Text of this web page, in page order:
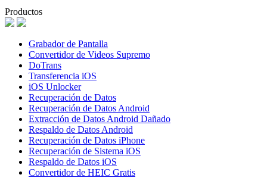
Productos
Grabador de Pantalla
Convertidor de Videos Supremo
DoTrans
Transferencia iOS
iOS Unlocker
Recuperación de Datos
Recuperación de Datos Android
Extracción de Datos Android Dañado
Respaldo de Datos Android
Recuperación de Datos iPhone
Recuperación de Sistema iOS
Respaldo de Datos iOS
Convertidor de HEIC Gratis